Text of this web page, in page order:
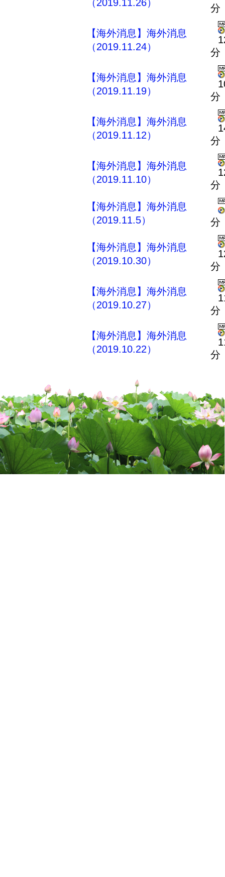
（2019.11.26）
分
【海外消息】海外消息
（2019.11.24）
分
【海外消息】海外消息
（2019.11.19）
分
【海外消息】海外消息
（2019.11.12）
分
【海外消息】海外消息
（2019.11.10）
分
【海外消息】海外消息
（2019.11.5）
分
【海外消息】海外消息
（2019.10.30）
分
【海外消息】海外消息
（2019.10.27）
分
【海外消息】海外消息
（2019.10.22）
分